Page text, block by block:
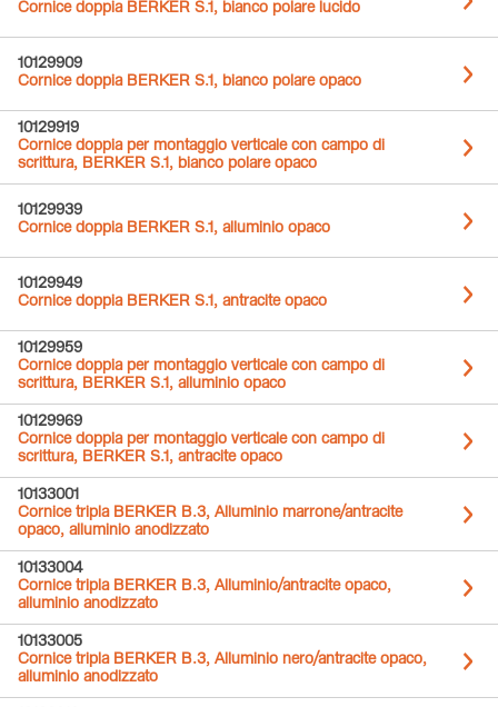
Cornice doppia BERKER S.1, bianco polare lucido
10129909
Cornice doppia BERKER S.1, bianco polare opaco
10129919
Cornice doppia per montaggio verticale con campo di
scrittura, BERKER S.1, bianco polare opaco
10129939
Cornice doppia BERKER S.1, alluminio opaco
10129949
Cornice doppia BERKER S.1, antracite opaco
10129959
Cornice doppia per montaggio verticale con campo di
scrittura, BERKER S.1, alluminio opaco
10129969
Cornice doppia per montaggio verticale con campo di
scrittura, BERKER S.1, antracite opaco
10133001
Cornice tripla BERKER B.3, Alluminio marrone/antracite
opaco, alluminio anodizzato
10133004
Cornice tripla BERKER B.3, Alluminio/antracite opaco,
alluminio anodizzato
10133005
Cornice tripla BERKER B.3, Alluminio nero/antracite opaco,
alluminio anodizzato